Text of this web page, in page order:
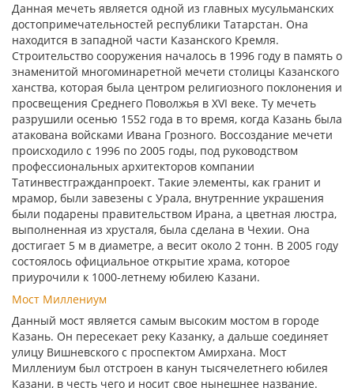
Данная мечеть является одной из главных мусульманских
достопримечательностей республики Татарстан. Она
находится в западной части Казанского Кремля.
Строительство сооружения началось в 1996 году в память о
знаменитой многоминаретной мечети столицы Казанского
ханства, которая была центром религиозного поклонения и
просвещения Среднего Поволжья в XVI веке. Ту мечеть
разрушили осенью 1552 года в то время, когда Казань была
атакована войсками Ивана Грозного. Воссоздание мечети
происходило с 1996 по 2005 годы, под руководством
профессиональных архитекторов компании
Татинвестгражданпроект. Такие элементы, как гранит и
мрамор, были завезены с Урала, внутренние украшения
были подарены правительством Ирана, а цветная люстра,
выполненная из хрусталя, была сделана в Чехии. Она
достигает 5 м в диаметре, а весит около 2 тонн. В 2005 году
состоялось официальное открытие храма, которое
приурочили к 1000-летнему юбилею Казани.
Мост Миллениум
Данный мост является самым высоким мостом в городе
Казань. Он пересекает реку Казанку, а дальше соединяет
улицу Вишневского с проспектом Амирхана. Мост
Миллениум был отстроен в канун тысячелетнего юбилея
Казани, в честь чего и носит свое нынешнее название.